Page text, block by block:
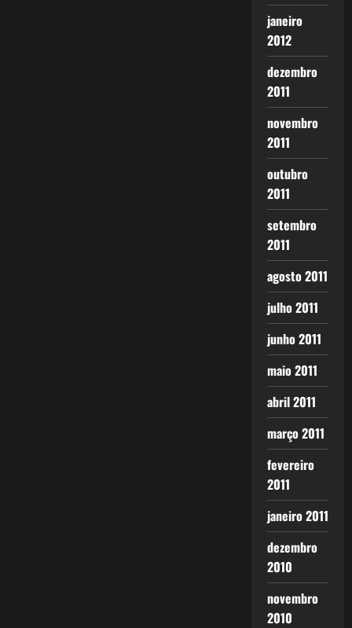
janeiro
2012
dezembro
2011
novembro
2011
outubro
2011
setembro
2011
agosto 2011
julho 2011
junho 2011
maio 2011
abril 2011
março 2011
fevereiro
2011
janeiro 2011
dezembro
2010
novembro
2010